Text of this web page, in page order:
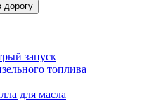
дорогу
запуск
топлива
для масла